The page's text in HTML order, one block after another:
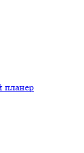
планер